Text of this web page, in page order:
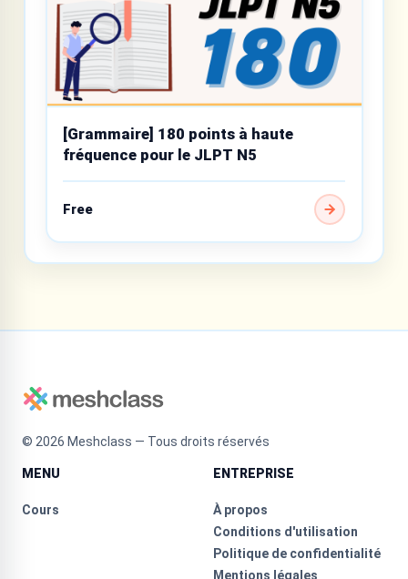
[Grammaire] 180 points à haute
fréquence pour le JLPT N5
Free
© 2026 Meshclass — Tous droits réservés
MENU
Cours
ENTREPRISE
À propos
Conditions d'utilisation
Politique de confidentialité
Mentions légales